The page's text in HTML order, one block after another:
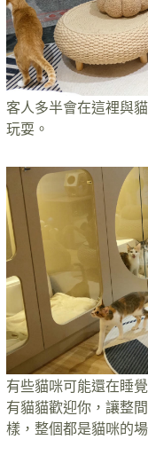
客人多半會在這裡與
玩耍。
有些貓咪可能還在睡
有貓貓歡迎你，讓整
樣，整個都是貓咪的